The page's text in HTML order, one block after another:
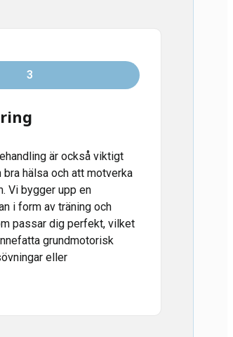
3
är också viktigt
hälsa och att motverka
Vi bygger upp en
i form av träning och
passar dig perfekt, vilket
grundmotorisk
eller